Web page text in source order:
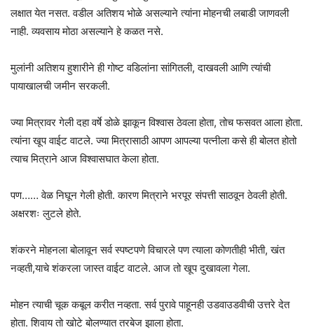
लक्षात येत नसत. वडील अतिशय भोळे असल्याने त्यांना मोहनची लबाडी जाणवली
नाही. व्यवसाय मोठा असल्याने हे कळत नसे.
मुलांनी अतिशय हुशारीने ही गोष्ट वडिलांना सांगितली, दाखवली आणि त्यांची
पायाखालची जमीन सरकली.
ज्या मित्रावर गेली दहा वर्षे डोळे झाकून विश्वास ठेवला होता, तोच फसवत आला होता.
त्यांना खूप वाईट वाटले. ज्या मित्रासाठी आपण आपल्या पत्नीला कसे ही बोलत होतो
त्याच मित्राने आज विश्वासघात केला होता.
पण…… वेळ निघून गेली होती. कारण मित्राने भरपूर संपत्ती साठवून ठेवली होती.
अक्षरशः लुटले होते.
शंकरने मोहनला बोलावून सर्व स्पष्टपणे विचारले पण त्याला कोणतीही भीती, खंत
नव्हती,याचे शंकरला जास्त वाईट वाटले. आज तो खूप दुखावला गेला.
मोहन त्याची चूक कबूल करीत नव्हता. सर्व पुरावे पाहूनही उडवाउडवीची उत्तरे देत
होता. शिवाय तो खोटे बोलण्यात तरबेज झाला होता.